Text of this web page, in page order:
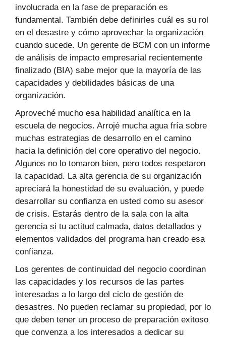
involucrada en la fase de preparación es
fundamental. También debe definirles cuál es su rol
en el desastre y cómo aprovechar la organización
cuando sucede. Un gerente de BCM con un informe
de análisis de impacto empresarial recientemente
finalizado (BIA) sabe mejor que la mayoría de las
capacidades y debilidades básicas de una
organización.
Aproveché mucho esa habilidad analítica en la
escuela de negocios. Arrojé mucha agua fría sobre
muchas estrategias de desarrollo en el camino
hacia la definición del core operativo del negocio.
Algunos no lo tomaron bien, pero todos respetaron
la capacidad. La alta gerencia de su organización
apreciará la honestidad de su evaluación, y puede
desarrollar su confianza en usted como su asesor
de crisis. Estarás dentro de la sala con la alta
gerencia si tu actitud calmada, datos detallados y
elementos validados del programa han creado esa
confianza.
Los gerentes de continuidad del negocio coordinan
las capacidades y los recursos de las partes
interesadas a lo largo del ciclo de gestión de
desastres. No pueden reclamar su propiedad, por lo
que deben tener un proceso de preparación exitoso
que convenza a los interesados a dedicar su